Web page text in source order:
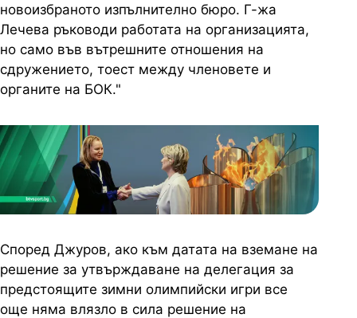
новоизбраното изпълнително бюро. Г-жа
Лечева ръководи работата на организацията,
но само във вътрешните отношения на
сдружението, тоест между членовете и
органите на БОК."
Според Джуров, ако към датата на вземане на
решение за утвърждаване на делегация за
предстоящите зимни олимпийски игри все
още няма влязло в сила решение на